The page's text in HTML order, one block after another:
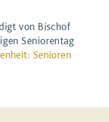
von Bischof
Seniorentag
Senioren